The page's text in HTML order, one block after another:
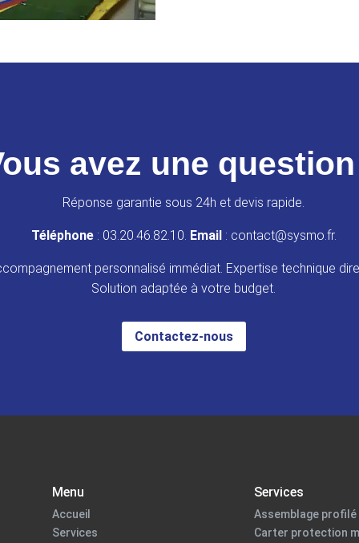
avez une
Réponse garantie sous 24h et devis rapide.
Téléphone: 03.20.46.82.10. Email: contact@sysmo.fr.
personnalisé immédiat. Expertise technique
Solution adaptée à votre budget.
Contactez-nous
Menu
Accueil
Services
Services
Assemblage profilé
Carter protection